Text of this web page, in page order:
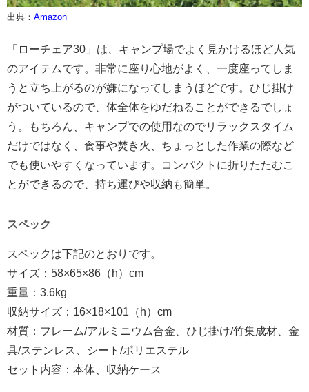
出典： Amazon
「ローチェア30」は、キャンプ場でよく見かけるほど人気
のアイテムです。非常に座り心地がよく、一度座ってしま
うと立ち上がるのが嫌になってしまうほどです。ひじ掛け
がついているので、体全体をゆだねることができるでしょ
う。もちろん、キャンプでの使用なのでリラックスタイム
だけではなく、食事や焚き火、ちょっとした作業の際など
でも使いやすくなっています。コンパクトに折りたたむこ
とができるので、持ち運びや収納も簡単。
スペック
スペックは下記のとおりです。
サイズ：58×65×86（h）cm
重量：3.6kg
収納サイズ：16×18×101（h）cm
材質：フレーム/アルミニウム合金、ひじ掛け/竹集成材、金
具/ステンレス、シート/ポリエステル
セット内容：本体、収納ケース